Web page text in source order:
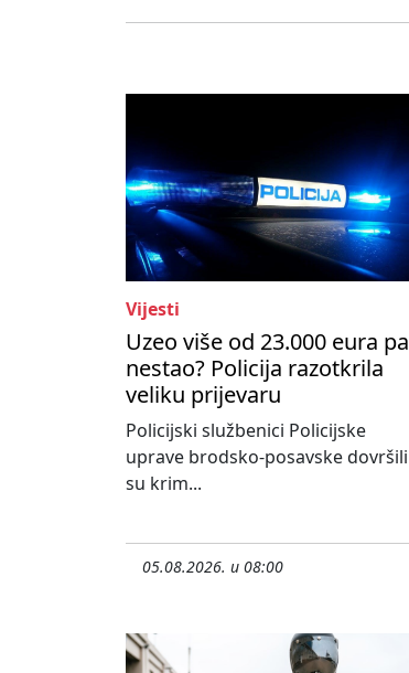
Vijesti
Uzeo više od 23.000 eura pa
nestao? Policija razotkrila
veliku prijevaru
Policijski službenici Policijske
uprave brodsko-posavske dovršili
su krim...
05.08.2026. u 08:00